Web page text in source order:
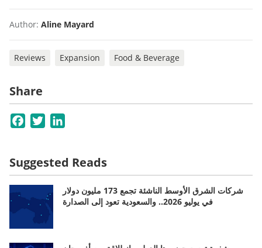
Author: Aline Mayard
Reviews Expansion Food & Beverage
Share
Facebook
Twitter
Suggested Reads
شركات الشرق الأوسط الناشئة تجمع 173 مليون دولار
في يوليو 2026.. والسعودية تعود إلى الصدارة